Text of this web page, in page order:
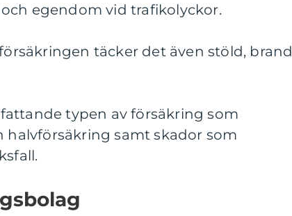
egendom vid trafikolyckor.
täcker det även stöld, brand
typen av försäkring som
samt skador som